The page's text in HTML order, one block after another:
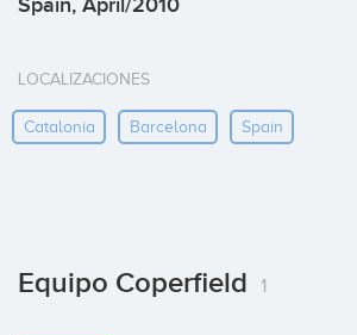
Spain, April/2010
LOCALIZACIONES
Catalonia Barcelona Spain
Equipo Coperfield 1